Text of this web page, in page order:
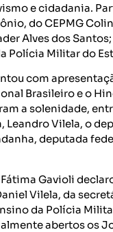
e cidadania.
do CEPMG
Alves dos
Polícia Militar do
com
Brasileiro e o
a solenidade,
Leandro Vilela, o
deputada
Gavioli
Vilela, da
da Polícia
abertos os